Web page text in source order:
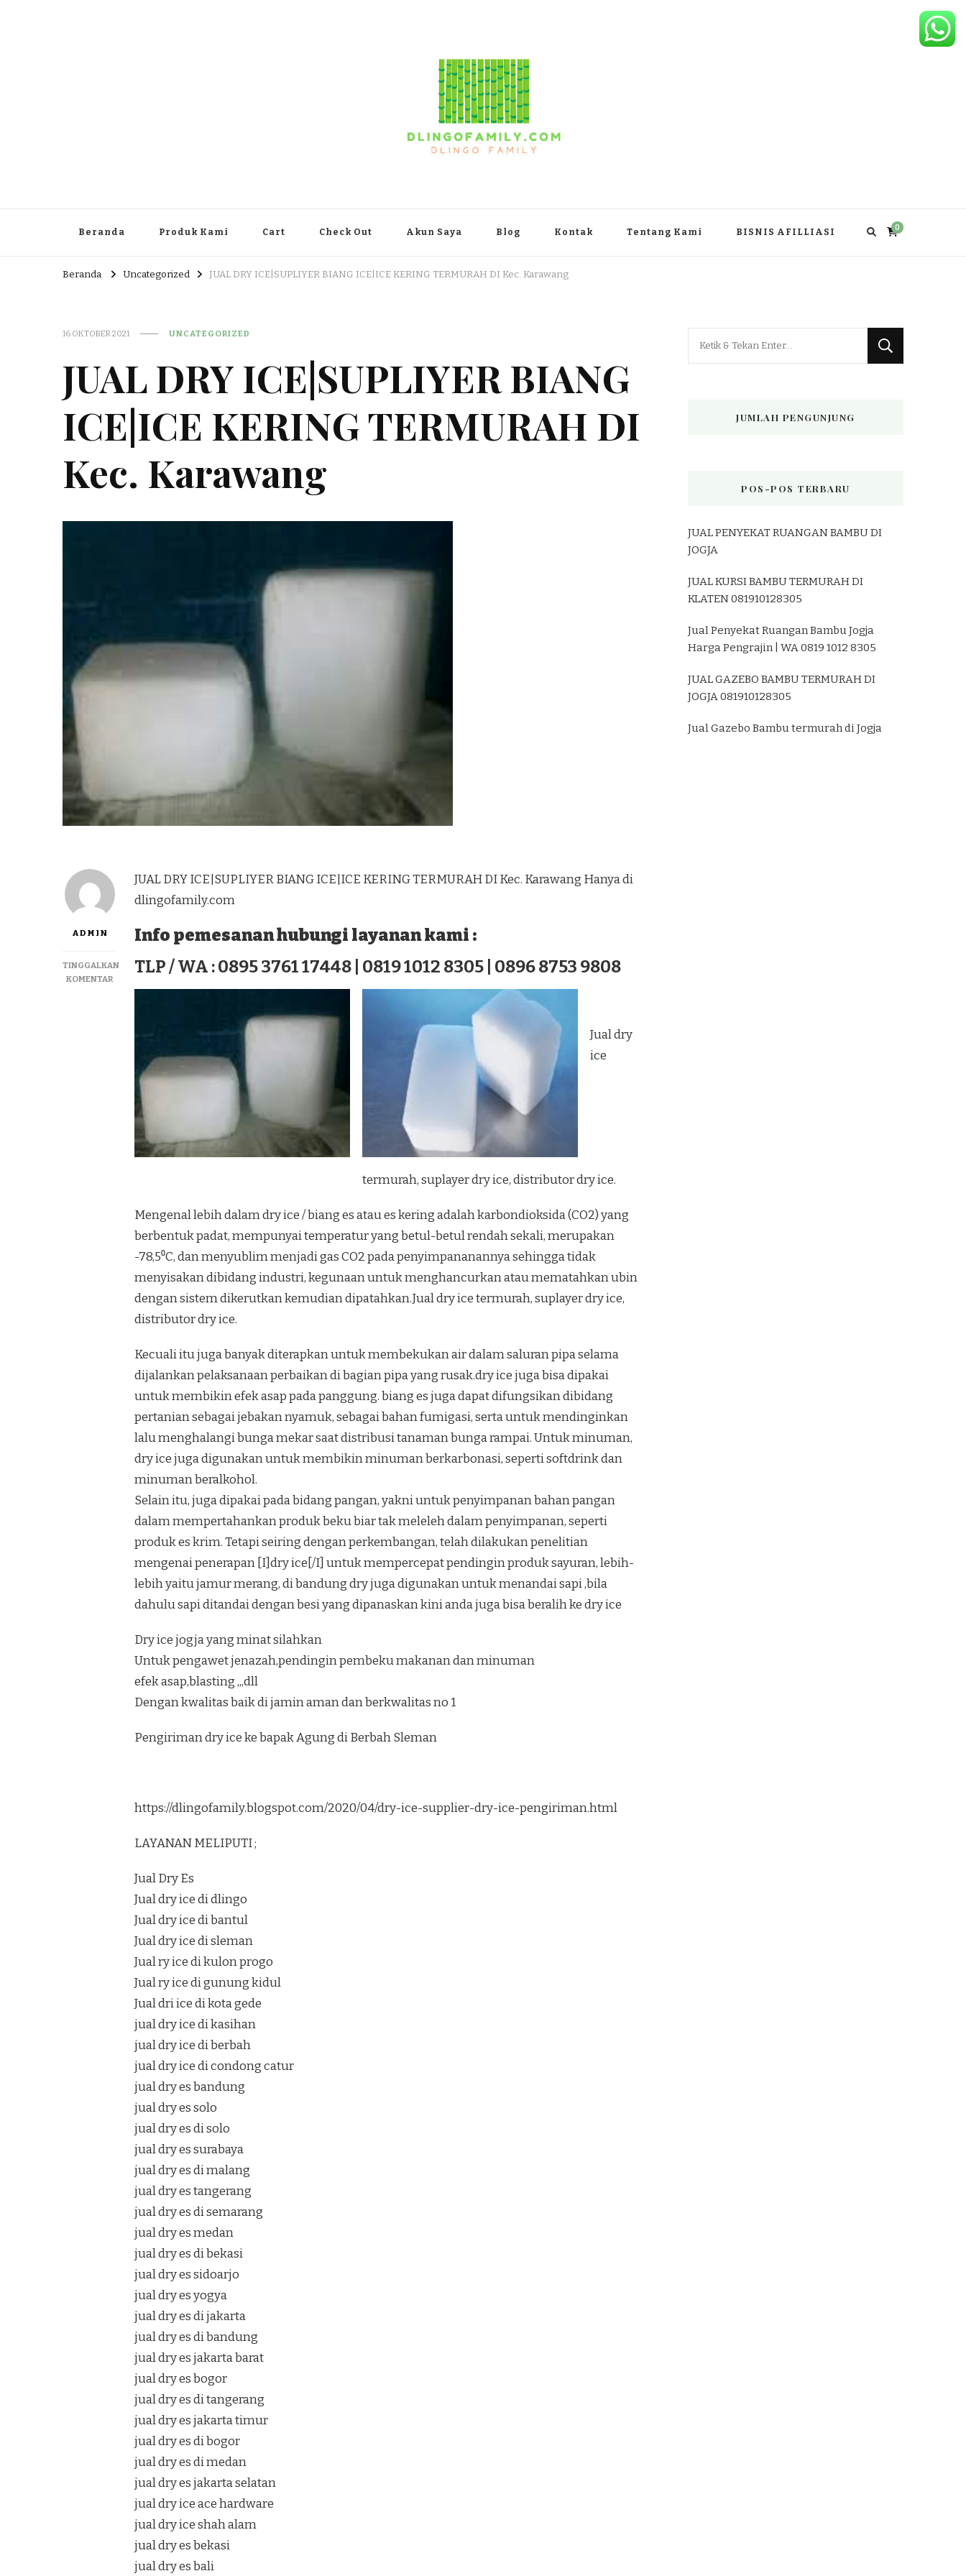
Beranda Produk Kami Cart Check Out Akun Saya Blog Kontak Tentang Kami BISNIS AFILLIASI 0
Beranda Uncategorized JUAL DRY ICE|SUPLIYER BIANG ICE|ICE KERING TERMURAH DI Kec. Karawang
16 OKTOBER 2021 UNCATEGORIZED
JUAL DRY ICE|SUPLIYER BIANG
ICE|ICE KERING TERMURAH DI
Kec. Karawang
ADMIN
TINGGALKAN
KOMENTARPADA
TERMURAH
KARAWANG
JUAL DRY ICE|SUPLIYER BIANG ICE|ICE KERING TERMURAH DI Kec. Karawang Hanya di
dlingofamily.com
Info pemesanan hubungi layanan kami :
TLP / WA : 0895 3761 17448 | 0819 1012 8305 | 0896 8753 9808
Jual dry
ice
termurah, suplayer dry ice, distributor dry ice.
Mengenal lebih dalam dry ice / biang es atau es kering adalah karbondioksida (CO2) yang
berbentuk padat, mempunyai temperatur yang betul-betul rendah sekali, merupakan
-78,5⁰C, dan menyublim menjadi gas CO2 pada penyimpananannya sehingga tidak
menyisakan dibidang industri, kegunaan untuk menghancurkan atau mematahkan ubin
dengan sistem dikerutkan kemudian dipatahkan.Jual dry ice termurah, suplayer dry ice,
distributor dry ice.
Kecuali itu juga banyak diterapkan untuk membekukan air dalam saluran pipa selama
dijalankan pelaksanaan perbaikan di bagian pipa yang rusak.dry ice juga bisa dipakai
untuk membikin efek asap pada panggung. biang es juga dapat difungsikan dibidang
pertanian sebagai jebakan nyamuk, sebagai bahan fumigasi, serta untuk mendinginkan
lalu menghalangi bunga mekar saat distribusi tanaman bunga rampai. Untuk minuman,
dry ice juga digunakan untuk membikin minuman berkarbonasi, seperti softdrink dan
minuman beralkohol.
Selain itu, juga dipakai pada bidang pangan, yakni untuk penyimpanan bahan pangan
dalam mempertahankan produk beku biar tak meleleh dalam penyimpanan, seperti
produk es krim. Tetapi seiring dengan perkembangan, telah dilakukan penelitian
mengenai penerapan [I]dry ice[/I] untuk mempercepat pendingin produk sayuran, lebih-
lebih yaitu jamur merang, di bandung dry juga digunakan untuk menandai sapi ,bila
dahulu sapi ditandai dengan besi yang dipanaskan kini anda juga bisa beralih ke dry ice
Dry ice jogja yang minat silahkan
Untuk pengawet jenazah,pendingin pembeku makanan dan minuman
efek asap,blasting ,,,dll
Dengan kwalitas baik di jamin aman dan berkwalitas no 1
Pengiriman dry ice ke bapak Agung di Berbah Sleman
https://dlingofamily.blogspot.com/2020/04/dry-ice-supplier-dry-ice-pengiriman.html
LAYANAN MELIPUTI ;
Jual Dry Es
Jual dry ice di dlingo
Jual dry ice di bantul
Jual dry ice di sleman
Jual ry ice di kulon progo
Jual ry ice di gunung kidul
Jual dri ice di kota gede
jual dry ice di kasihan
jual dry ice di berbah
jual dry ice di condong catur
jual dry es bandung
jual dry es solo
jual dry es di solo
jual dry es surabaya
jual dry es di malang
jual dry es tangerang
jual dry es di semarang
jual dry es medan
jual dry es di bekasi
jual dry es sidoarjo
jual dry es yogya
jual dry es di jakarta
jual dry es di bandung
jual dry es jakarta barat
jual dry es bogor
jual dry es di tangerang
jual dry es jakarta timur
jual dry es di bogor
jual dry es di medan
jual dry es jakarta selatan
jual dry ice ace hardware
jual dry ice shah alam
jual dry es bekasi
jual dry es bali
JUMLAH PENGUNJUNG
POS-POS TERBARU
JUAL PENYEKAT RUANGAN BAMBU DI
JOGJA
JUAL KURSI BAMBU TERMURAH DI
KLATEN 081910128305
Jual Penyekat Ruangan Bambu Jogja
Harga Pengrajin | WA 0819 1012 8305
JUAL GAZEBO BAMBU TERMURAH DI
JOGJA 081910128305
Jual Gazebo Bambu termurah di Jogja